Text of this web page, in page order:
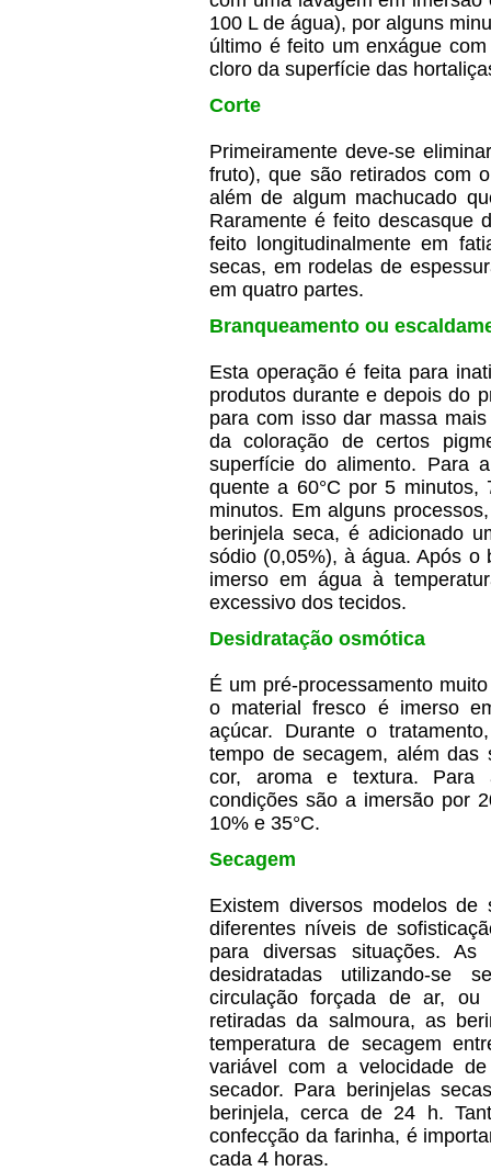
100 L de água), por alguns
último é feito um enxágue
cloro da superfície das
Corte
Primeiramente deve-se
fruto), que são retirados com
além de algum machucado
Raramente é feito descasque
feito longitudinalmente em
secas, em rodelas de
em quatro partes.
Branqueamento ou
Esta operação é feita para
produtos durante e depois do
para com isso dar massa
da coloração de certos
superfície do alimento. Para
quente a 60°C por 5
minutos. Em alguns
berinjela seca, é adicionado
sódio (0,05%), à água. Após o
imerso em água à
excessivo dos tecidos.
Desidratação osmótica
É um pré-processamento
o material fresco é imerso
açúcar. Durante o
tempo de secagem, além das
cor, aroma e textura. Para
condições são a imersão por
10% e 35°C.
Secagem
Existem diversos modelos
diferentes níveis de
para diversas situações. As
desidratadas utilizando-se
circulação forçada de ar,
retiradas da salmoura, as
temperatura de secagem
variável com a velocidade
secador. Para berinjelas
berinjela, cerca de 24 h.
confecção da farinha, é
cada 4 horas.